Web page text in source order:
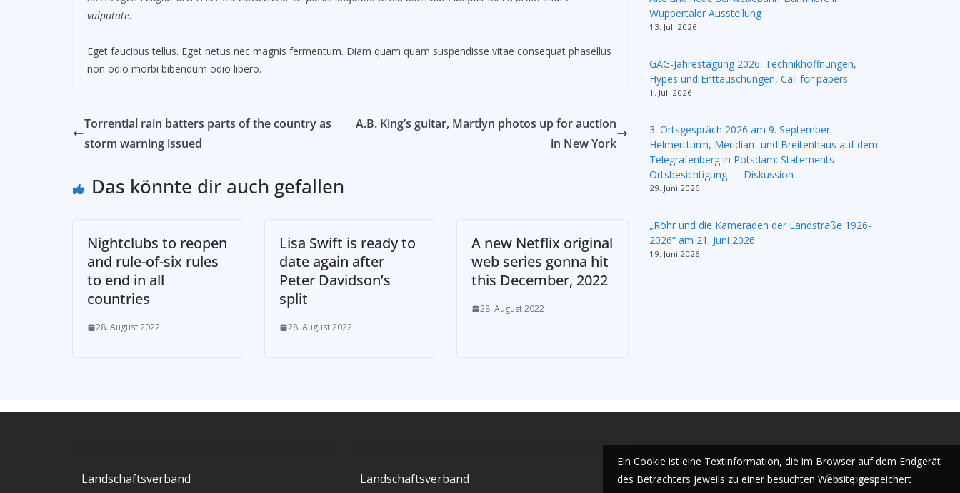
vulputate.
Eget faucibus tellus. Eget netus nec magnis fermentum. Diam quam quam suspendisse vitae consequat phasellus
non odio morbi bibendum odio libero.
Torrential rain batters parts of the country as
storm warning issued
A.B. King’s guitar, Martlyn photos up for auction
in New York
Das könnte dir auch gefallen
Nightclubs to reopen
and rule-of-six rules
to end in all
countries
28. August 2022
Lisa Swift is ready to
date again after
Peter Davidson’s
split
28. August 2022
A new Netflix original
web series gonna hit
this December, 2022
28. August 2022
Wuppertaler Ausstellung
13. Juli 2026
GAG-Jahrestagung 2026: Technikhoffnungen,
Hypes und Enttäuschungen, Call for papers
1. Juli 2026
3. Ortsgespräch 2026 am 9. September:
Helmertturm, Meridian- und Breitenhaus auf dem
Telegrafenberg in Potsdam: Statements —
Ortsbesichtigung — Diskussion
29. Juni 2026
„Röhr und die Kameraden der Landstraße 1926-
2026“ am 21. Juni 2026
19. Juni 2026
Landschaftsverband
Landschaftsverband
European
Ein Cookie ist eine Textinformation, die im Browser auf dem Endgerät
des Betrachters jeweils zu einer besuchten Website gespeichert